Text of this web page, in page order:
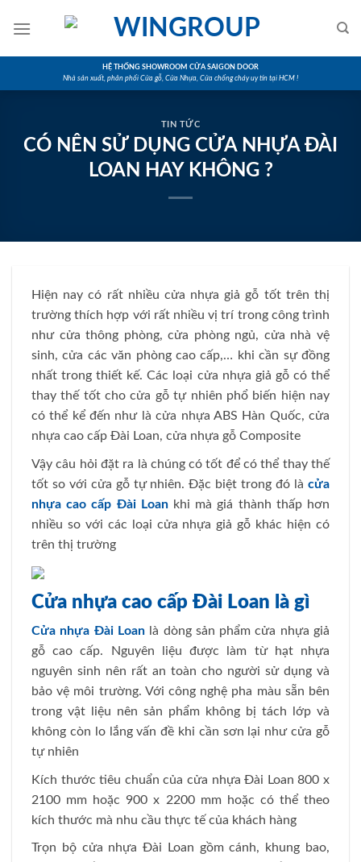
HỆ THỐNG SHOWROOM CỬA SAIGON DOOR
Nhà sản xuất, phân phối Cửa gỗ, Cửa Nhựa, Cửa chống cháy uy tín tại HCM !
TIN TỨC
CÓ NÊN SỬ DỤNG CỬA NHỰA ĐÀI
LOAN HAY KHÔNG ?
Hiện nay có rất nhiều cửa nhựa giả gỗ tốt trên thị
trường thích hợp với rất nhiều vị trí trong công trình
như cửa thông phòng, cửa phòng ngủ, cửa nhà vệ
sinh, cửa các văn phòng cao cấp,… khi cần sự đồng
nhất trong thiết kế. Các loại cửa nhựa giả gỗ có thể
thay thế tốt cho cửa gỗ tự nhiên phổ biến hiện nay
có thể kể đến như là cửa nhựa ABS Hàn Quốc, cửa
nhựa cao cấp Đài Loan, cửa nhựa gỗ Composite
Vậy câu hỏi đặt ra là chúng có tốt để có thể thay thế
tốt so với cửa gỗ tự nhiên. Đặc biệt trong đó là cửa
nhựa cao cấp Đài Loankhi mà giá thành thấp hơn
nhiều so với các loại cửa nhựa giả gỗ khác hiện có
trên thị trường
Cửa nhựa cao cấp Đài Loan là gì
Cửa nhựa Đài Loanlà dòng sản phẩm cửa nhựa giả
gỗ cao cấp. Nguyên liệu được làm từ hạt nhựa
nguyên sinh nên rất an toàn cho người sử dụng và
bảo vệ môi trường. Với công nghệ pha màu sẵn bên
trong vật liệu nên sản phẩm không bị tách lớp và
không còn lo lắng vấn đề khi cần sơn lại như cửa gỗ
tự nhiên
Kích thước tiêu chuẩn của cửa nhựa Đài Loan 800 x
2100 mm hoặc 900 x 2200 mm hoặc có thể theo
kích thước mà nhu cầu thực tế của khách hàng
Trọn bộ cửa nhựa Đài Loan gồm cánh, khung bao,